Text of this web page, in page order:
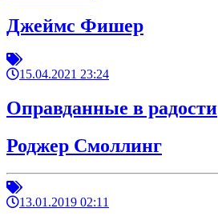
Джеймс Фишер
15.04.2021 23:24
Оправданные в радости
Роджер Смоллинг
13.01.2019 02:11